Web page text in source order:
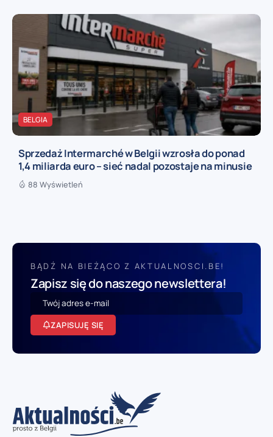
BELGIA
Sprzedaż Intermarché w Belgii wzrosła do ponad
1,4 miliarda euro – sieć nadal pozostaje na minusie
88 Wyświetleń
BĄDŹ NA BIEŻĄCO Z AKTUALNOSCI.BE!
Zapisz się do naszego newslettera!
ZAPISUJĘ SIĘ